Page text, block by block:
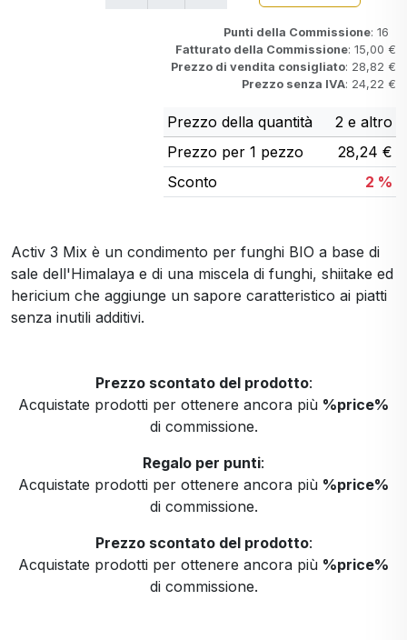
Punti della Commissione: 16
Fatturato della Commissione: 15,00 €
Prezzo di vendita consigliato: 28,82 €
Prezzo senza IVA: 24,22 €
Prezzo della quantità
2 e altro
Prezzo per 1 pezzo
28,24 €
Sconto
2 %
Activ 3 Mix è un condimento per funghi BIO a base di
sale dell'Himalaya e di una miscela di funghi, shiitake ed
hericium che aggiunge un sapore caratteristico ai piatti
senza inutili additivi.
Prezzo scontato del prodotto:
Acquistate prodotti per ottenere ancora più %price%
di commissione.
Regalo per punti:
Acquistate prodotti per ottenere ancora più %price%
di commissione.
Prezzo scontato del prodotto:
Acquistate prodotti per ottenere ancora più %price%
di commissione.